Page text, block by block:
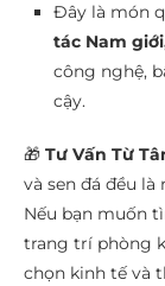
Đây là món
tác Nam
công nghệ,
cậy.
🎁 Tư Vấn Từ
và sen đá đều
Nếu bạn muốn
trang trí phòng
chọn kinh tế và